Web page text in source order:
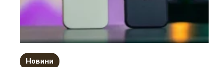
Новини